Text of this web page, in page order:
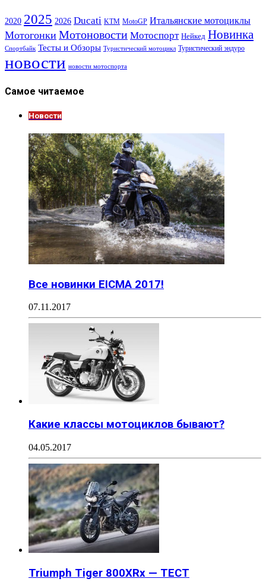
2020 2025 2026 Ducati KTM MotoGP Итальянские мотоциклы
Мотогонки Мотоновости Мотоспорт Нейкед Новинка
Спортбайк Тесты и Обзоры Туристический мотоцикл Туристический эндуро
новости новости мотоспорта
Самое читаемое
Новости
Все новинки EICMA 2017!
07.11.2017
Какие классы мотоциклов бывают?
04.05.2017
Triumph Tiger 800XRx — ТЕСТ